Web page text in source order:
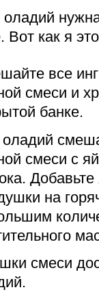
оладий
Вот как я
все
смеси и
банке.
смеси с
на
смеси